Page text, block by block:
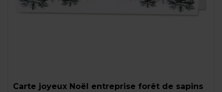
Carte joyeux Noël entreprise forêt de sapins